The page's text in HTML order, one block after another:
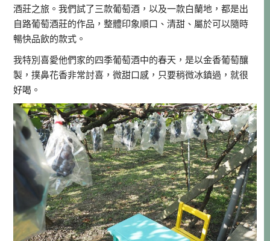
酒莊之旅。我們試了三款葡萄酒，以及一款白蘭地，都是出
自路葡萄酒莊的作品，整體印象順口、清甜、屬於可以隨時
暢快品飲的款式。
我特別喜愛他們家的四季葡萄酒中的春天，是以金香葡萄釀
製，撲鼻花香非常討喜，微甜口感，只要稍微冰鎮過，就很
好喝。